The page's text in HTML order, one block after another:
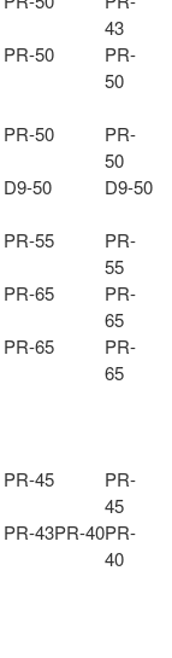
43
PR-50
PR-
50
PR-50
PR-
50
D9-50 D9-50
PR-55
PR-
55
PR-65
PR-
65
PR-65
PR-
65
PR-45
PR-
45
PR-43PR-40PR-
40